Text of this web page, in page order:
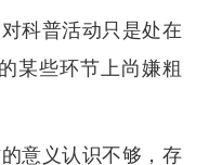
科普活动只是处在
某些环节上尚嫌粗
意义认识不够，存